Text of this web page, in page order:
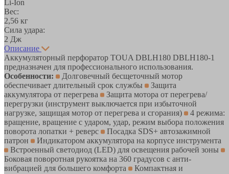
Li-Ion
Вес:
2,56 кг
Сила удара:
2 Дж
Описание
Аккумуляторный перфоратор TOUA DBLH180 DBLH180-1
предназначен для профессионального использования.
Особенности:
Долговечный бесщеточный мотор
обеспечивает длительный срок службы
Защита
аккумулятора от перегрева
Защита мотора от перегрева/
перегрузки (инструмент выключается при избыточной
нагрузке, защищая мотор от перегрева и сгорания)
4 режима:
вращение, вращение с ударом, удар, режим выбора положения
поворота лопатки + реверс
Посадка SDS+ автозажимной
патрон
Индикатором аккумулятора на корпусе инструмента
Встроенный светодиод (LED) для освещения рабочей зоны
Боковая поворотная рукоятка на 360 градусов с анти-
вибрацией для большего комфорта
Компактная и